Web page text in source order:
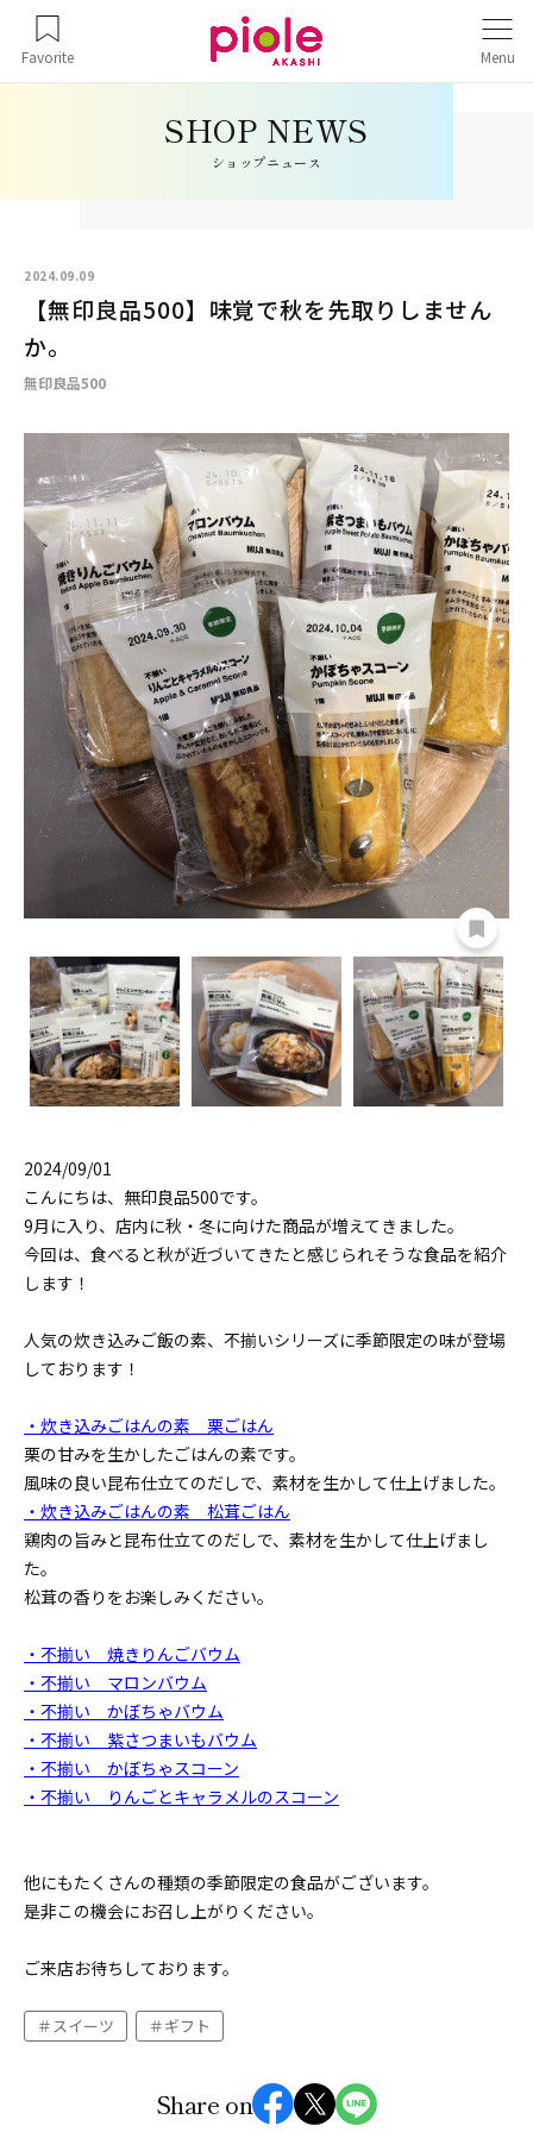
Favorite Menu
ショップニュース
2024.09.09
【無印良品500】味覚で秋を先取りしません
か。
無印良品500
2024/09/01
こんにちは、無印良品500です。
9月に入り、店内に秋・冬に向けた商品が増えてきました。
今回は、食べると秋が近づいてきたと感じられそうな食品を紹介
します！
人気の炊き込みご飯の素、不揃いシリーズに季節限定の味が登場
しております！
・炊き込みごはんの素 栗ごはん
栗の甘みを生かしたごはんの素です。
風味の良い昆布仕立てのだしで、素材を生かして仕上げました。
・炊き込みごはんの素 松茸ごはん
鶏肉の旨みと昆布仕立てのだしで、素材を生かして仕上げまし
た。
松茸の香りをお楽しみください。
・不揃い 焼きりんごバウム
・不揃い マロンバウム
・不揃い かぼちゃバウム
・不揃い 紫さつまいもバウム
・不揃い かぼちゃスコーン
・不揃い りんごとキャラメルのスコーン
他にもたくさんの種類の季節限定の食品がございます。
是非この機会にお召し上がりください。
ご来店お待ちしております。
スイーツ ギフト
Share on